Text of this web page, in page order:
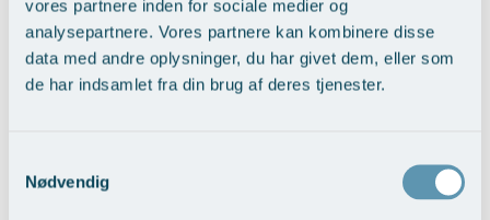
vores partnere inden for sociale medier og
analysepartnere. Vores partnere kan kombinere disse
data med andre oplysninger, du har givet dem, eller som
de har indsamlet fra din brug af deres tjenester.
Nødvendig
Nedre ansigtsløft med pande-tindingeløft